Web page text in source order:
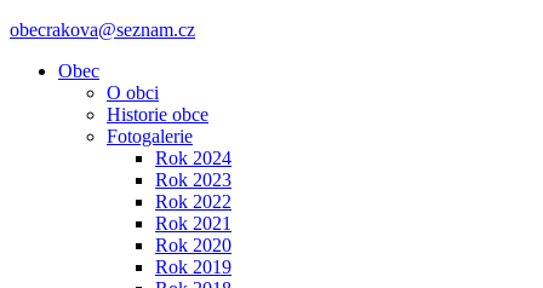
obecrakova@seznam.cz
Obec
O obci
Historie obce
Fotogalerie
Rok 2024
Rok 2023
Rok 2022
Rok 2021
Rok 2020
Rok 2019